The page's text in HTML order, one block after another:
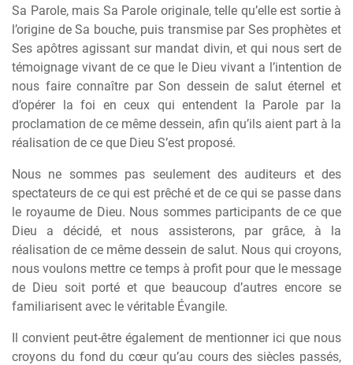
Sa Parole, mais Sa Parole originale, telle qu’elle est sortie à
l’origine de Sa bouche, puis transmise par Ses prophètes et
Ses apôtres agissant sur mandat divin, et qui nous sert de
témoignage vivant de ce que le Dieu vivant a l’intention de
nous faire connaître par Son dessein de salut éternel et
d’opérer la foi en ceux qui entendent la Parole par la
proclamation de ce même dessein, afin qu’ils aient part à la
réalisation de ce que Dieu S’est proposé.
Nous ne sommes pas seulement des auditeurs et des
spectateurs de ce qui est prêché et de ce qui se passe dans
le royaume de Dieu. Nous sommes participants de ce que
Dieu a décidé, et nous assisterons, par grâce, à la
réalisation de ce même dessein de salut. Nous qui croyons,
nous voulons mettre ce temps à profit pour que le message
de Dieu soit porté et que beaucoup d’autres encore se
familiarisent avec le véritable Évangile.
Il convient peut-être également de mentionner ici que nous
croyons du fond du cœur qu’au cours des siècles passés,